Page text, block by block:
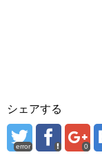
シェアする
error 0